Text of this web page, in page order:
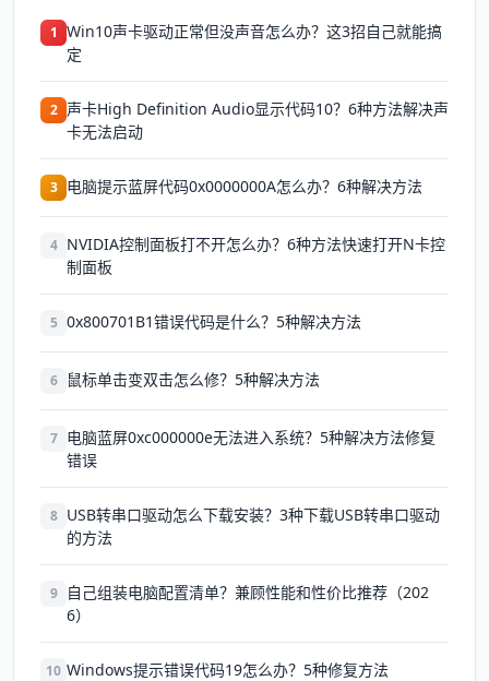
1 Win10声卡驱动正常但没声音怎么办？这3招自己就能搞
定
2 声卡High Definition Audio显示代码10？6种方法解决声
卡无法启动
3 电脑提示蓝屏代码0x0000000A怎么办？6种解决方法
4 NVIDIA控制面板打不开怎么办？6种方法快速打开N卡控
制面板
5 0x800701B1错误代码是什么？5种解决方法
6 鼠标单击变双击怎么修？5种解决方法
7 电脑蓝屏0xc000000e无法进入系统？5种解决方法修复
错误
8 USB转串口驱动怎么下载安装？3种下载USB转串口驱动
的方法
9
自己组装电脑配置清单？兼顾性能和性价比推荐（202
6）
10 Windows提示错误代码19怎么办？5种修复方法